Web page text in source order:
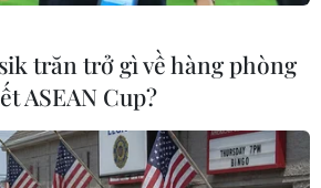
trăn trở gì về hàng phòng
ASEAN Cup?